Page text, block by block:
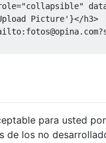
="collapsible"
Picture'}</h3>
para usted
de los no